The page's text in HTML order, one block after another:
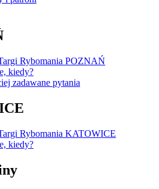
Rybomania POZNAŃ
kiedy?
zadawane pytania
Rybomania KATOWICE
kiedy?